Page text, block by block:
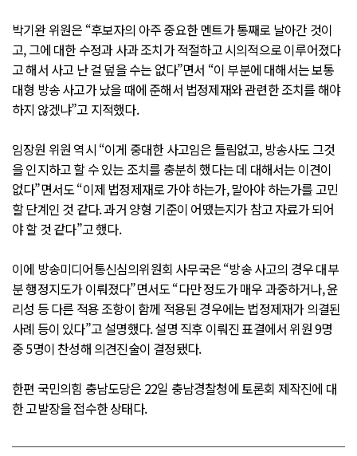
박기완 위원은 “후보자의 아주 중요한 멘트가 통째로 날아간 것이
고, 그에 대한 수정과 사과 조치가 적절하고 시의적으로 이루어졌다
고 해서 사고 난 걸 덮을 수는 없다”면서 “이 부분에 대해서는 보통
대형 방송 사고가 났을 때에 준해서 법정제재와 관련한 조치를 해야
하지 않겠냐”고 지적했다.
임장원 위원 역시 “이게 중대한 사고임은 틀림없고, 방송사도 그것
을 인지하고 할 수 있는 조치를 충분히 했다는 데 대해서는 이견이
없다”면서도 “이제 법정제재로 가야 하는가, 말아야 하는가를 고민
할 단계인 것 같다. 과거 양형 기준이 어땠는지가 참고 자료가 되어
야 할 것 같다”고 했다.
이에 방송미디어통신심의위원회 사무국은 “방송 사고의 경우 대부
분 행정지도가 이뤄졌다”면서도 “다만 정도가 매우 과중하거나, 윤
리성 등 다른 적용 조항이 함께 적용된 경우에는 법정제재가 의결된
사례 등이 있다”고 설명했다. 설명 직후 이뤄진 표결에서 위원 9명
중 5명이 찬성해 의견진술이 결정됐다.
한편 국민의힘 충남도당은 22일 충남경찰청에 토론회 제작진에 대
한 고발장을 접수한 상태다.